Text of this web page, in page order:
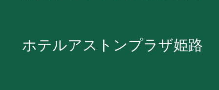
ホテルアストンプラザ姫路